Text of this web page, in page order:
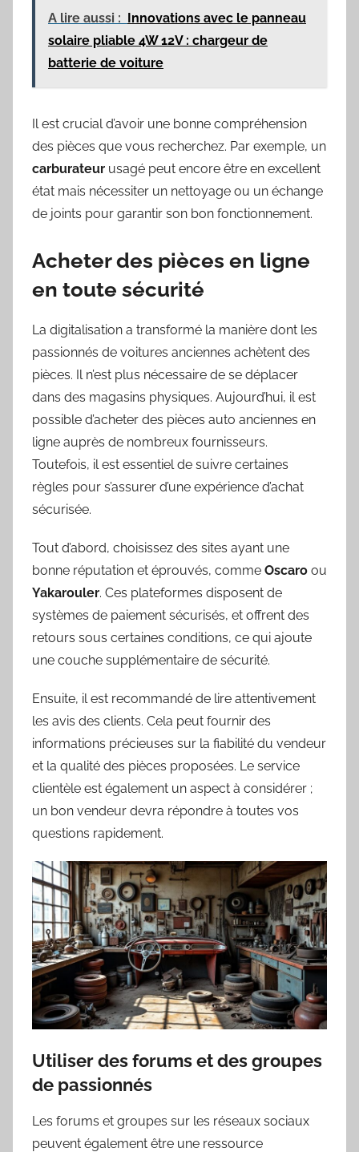
A lire aussi : Innovations avec le panneau
solaire pliable 4W 12V : chargeur de
batterie de voiture
Il est crucial d’avoir une bonne compréhension
des pièces que vous recherchez. Par exemple, un
carburateur usagé peut encore être en excellent
état mais nécessiter un nettoyage ou un échange
de joints pour garantir son bon fonctionnement.
Acheter des pièces en ligne
en toute sécurité
La digitalisation a transformé la manière dont les
passionnés de voitures anciennes achètent des
pièces. Il n’est plus nécessaire de se déplacer
dans des magasins physiques. Aujourd’hui, il est
possible d’acheter des pièces auto anciennes en
ligne auprès de nombreux fournisseurs.
Toutefois, il est essentiel de suivre certaines
règles pour s’assurer d’une expérience d’achat
sécurisée.
Tout d’abord, choisissez des sites ayant une
bonne réputation et éprouvés, comme Oscaro ou
Yakarouler. Ces plateformes disposent de
systèmes de paiement sécurisés, et offrent des
retours sous certaines conditions, ce qui ajoute
une couche supplémentaire de sécurité.
Ensuite, il est recommandé de lire attentivement
les avis des clients. Cela peut fournir des
informations précieuses sur la fiabilité du vendeur
et la qualité des pièces proposées. Le service
clientèle est également un aspect à considérer ;
un bon vendeur devra répondre à toutes vos
questions rapidement.
Utiliser des forums et des groupes
de passionnés
Les forums et groupes sur les réseaux sociaux
peuvent également être une ressource